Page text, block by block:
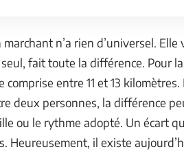
n’a rien d’universel.
fait toute la différence. Pour
entre 11 et 13
deux personnes, la différence
ou le rythme adopté. Un écart
Heureusement, il existe